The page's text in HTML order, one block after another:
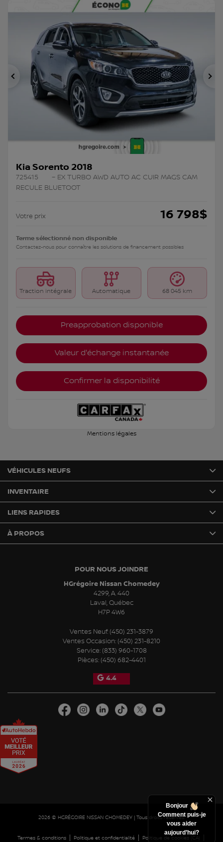
Précédent
Kia Sorento 2018
725415
– EX TURBO AWD AUTO AC CUIR MAGS CAM
RECULE BLUETOOT
Votre prix 16 798$
Terme sélectionné non disponible
Contactez-nous pour connaître les solutions de financement possibles
Traction intégrale Automatique 68 045 km
Preapprobation disponible
Valeur d'échange instantanée
Confirmer la disponibilité
Mentions légales
POUR NOUS JOINDRE
HGrégoire Nissan Chomedey
4299, A. 440
Laval,Québec
H7P 4W6
Ventes Neuf: (450) 231-3879
Ventes Occasion: (450) 231-8210
Service: (833) 960-1708
Pièces: (450) 682-4401
4.4
VÉHICULES NEUFS
INVENTAIRE
LIENS RAPIDES
À PROPOS
2026 © HGRÉGOIRE NISSAN CHOMEDEY| Tous droits réservés.
Termes & conditions| Politique et confidentialité| Politique de cookies (CA)
Bonjour
Comment puis-je
vous aider
aujourd’hui?